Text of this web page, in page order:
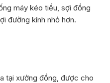
máy kéo tiểu, sợi đồng
đường kính nhỏ hơn.
tại xưởng đồng, được cho